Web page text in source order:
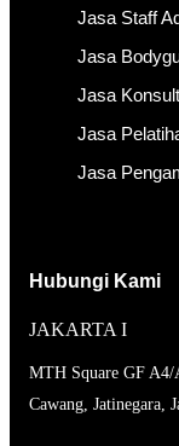
Jasa Staff
Jasa
Jasa
Jasa
Jasa
Hubungi Kami
JAKARTA I
MTH Square GF
Cawang, Jatinegara,